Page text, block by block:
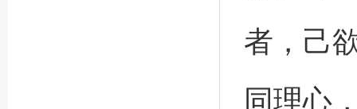
者，己
同理心